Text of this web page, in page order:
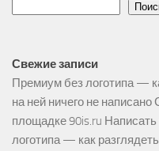
Свежие записи
Премиум без логотипа —
на ней ничего не
площадке 90is.ru
логотипа — как